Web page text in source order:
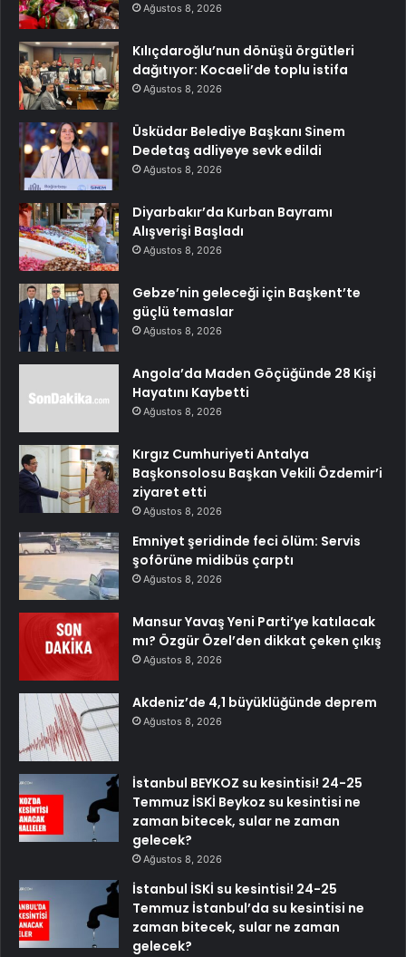
Ağustos 8, 2026
Kılıçdaroğlu’nun dönüşü örgütleri
dağıtıyor: Kocaeli’de toplu istifa
Ağustos 8, 2026
Üsküdar Belediye Başkanı Sinem
Dedetaş adliyeye sevk edildi
Ağustos 8, 2026
Diyarbakır’da Kurban Bayramı
Alışverişi Başladı
Ağustos 8, 2026
Gebze’nin geleceği için Başkent’te
güçlü temaslar
Ağustos 8, 2026
Angola’da Maden Göçüğünde 28 Kişi
Hayatını Kaybetti
Ağustos 8, 2026
Kırgız Cumhuriyeti Antalya
Başkonsolosu Başkan Vekili Özdemir’i
ziyaret etti
Ağustos 8, 2026
Emniyet şeridinde feci ölüm: Servis
şoförüne midibüs çarptı
Ağustos 8, 2026
Mansur Yavaş Yeni Parti’ye katılacak
mı? Özgür Özel’den dikkat çeken çıkış
Ağustos 8, 2026
Akdeniz’de 4,1 büyüklüğünde deprem
Ağustos 8, 2026
İstanbul BEYKOZ su kesintisi! 24-25
Temmuz İSKİ Beykoz su kesintisi ne
zaman bitecek, sular ne zaman
gelecek?
Ağustos 8, 2026
İstanbul İSKİ su kesintisi! 24-25
Temmuz İstanbul’da su kesintisi ne
zaman bitecek, sular ne zaman
gelecek?